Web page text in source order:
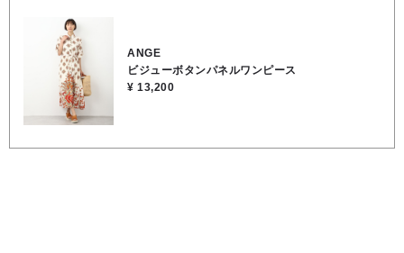
る特別な1着です。 フロントは端正なシャツカラー仕立てで、カジュ
アルになりすぎず大人の上品さをキープします。 バックスタイルも裾
のパネル柄が贅沢に繋がり、歩くたびにドラマチックな揺れ感を演出
します。 エキゾチックな柄が大人っぽくて、裾のデザインがとにかく
高見えします。 前から見ても後ろから見てもシルエットが綺麗なワン
ピースです。 ★着丈 127cm ★肩幅 39cm ★身幅 48cm ★袖丈
30cm ●裏地/インナー スカートのみあり ●ウエスト ゴムなし ●ポケッ
ANGE
ビジューボタンパネルワンピース
¥ 13,200